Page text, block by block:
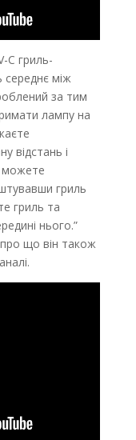
C гриль-
середнє між
за тим
лампу на
відстань і
можете
гриль
гриль та
нього.”
що він також